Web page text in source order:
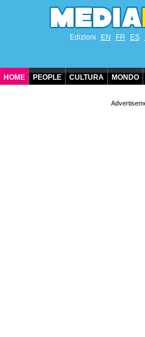
Edizioni EN FR ES
HOME PEOPLE CULTURA MONDO